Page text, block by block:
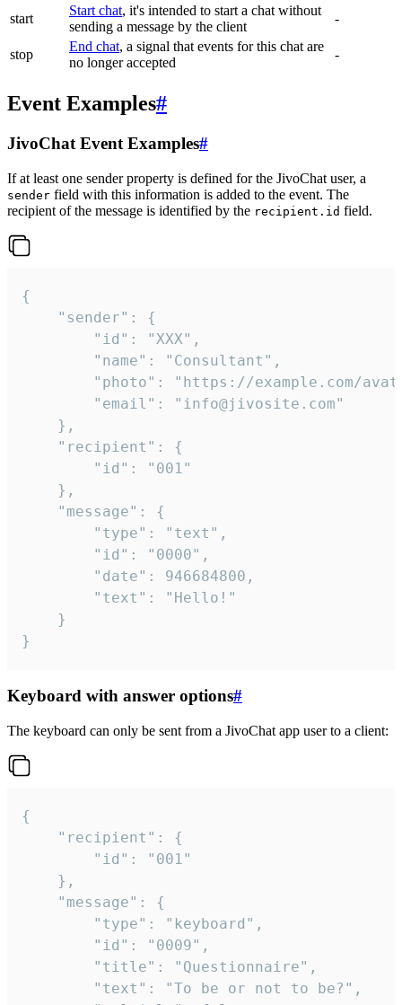
start
Start chat, it's intended to start a chat without
sending a message by the client
-
stop
End chat, a signal that events for this chat are
no longer accepted
-
Event Examples#
JivoChat Event Examples#
If at least one sender property is defined for the JivoChat user, a
sender field with this information is added to the event. The
recipient of the message is identified by the recipient.id field.
{
}
Keyboard with answer options#
The keyboard can only be sent from a JivoChat app user to a client:
{